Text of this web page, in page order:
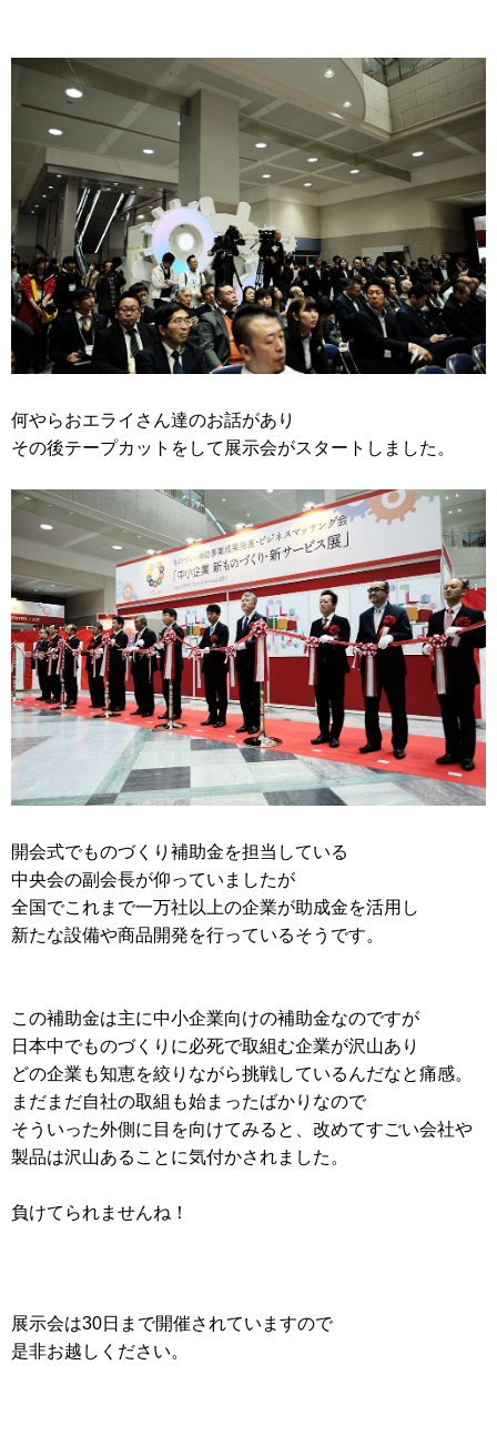
何やらおエライさん達のお話があり
その後テープカットをして展示会がスタートしました。
開会式でものづくり補助金を担当している
中央会の副会長が仰っていましたが
全国でこれまで一万社以上の企業が助成金を活用し
新たな設備や商品開発を行っているそうです。
この補助金は主に中小企業向けの補助金なのですが
日本中でものづくりに必死で取組む企業が沢山あり
どの企業も知恵を絞りながら挑戦しているんだなと痛感。
まだまだ自社の取組も始まったばかりなので
そういった外側に目を向けてみると、改めてすごい会社や
製品は沢山あることに気付かされました。
負けてられませんね！
展示会は30日まで開催されていますので
是非お越しください。